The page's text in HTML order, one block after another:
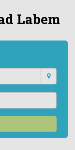
Labem